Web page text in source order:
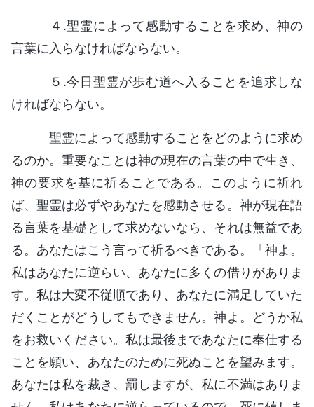
４.聖霊によって感動することを求め、神の
言葉に入らなければならない。
５.今日聖霊が歩む道へ入ることを追求しな
ければならない。
聖霊によって感動することをどのように求め
るのか。重要なことは神の現在の言葉の中で生き、
神の要求を基に祈ることである。このように祈れ
ば、聖霊は必ずやあなたを感動させる。神が現在語
る言葉を基礎として求めないなら、それは無益であ
る。あなたはこう言って祈るべきである。「神よ。
私はあなたに逆らい、あなたに多くの借りがありま
す。私は大変不従順であり、あなたに満足していた
だくことがどうしてもできません。神よ。どうか私
をお救いください。私は最後まであなたに奉仕する
ことを願い、あなたのために死ぬことを望みます。
あなたは私を裁き、罰しますが、私に不満はありま